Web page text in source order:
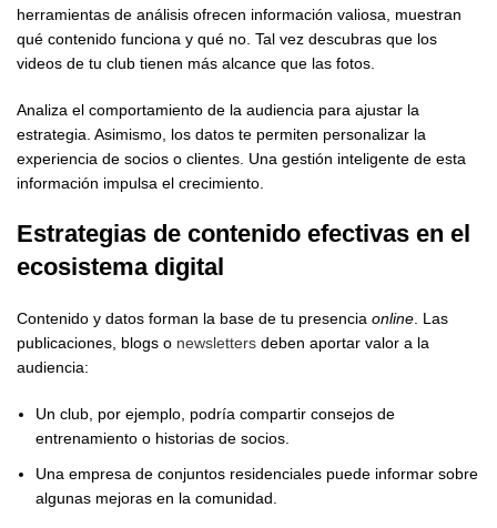
herramientas de análisis ofrecen información valiosa, muestran
qué contenido funciona y qué no. Tal vez descubras que los
videos de tu club tienen más alcance que las fotos.
Analiza el comportamiento de la audiencia para ajustar la
estrategia. Asimismo, los datos te permiten personalizar la
experiencia de socios o clientes. Una gestión inteligente de esta
información impulsa el crecimiento.
Estrategias de contenido efectivas en el
ecosistema digital
Contenido y datos forman la base de tu presencia online . Las
publicaciones, blogs o newsletters deben aportar valor a la
audiencia:
Un club, por ejemplo, podría compartir consejos de
entrenamiento o historias de socios.
Una empresa de conjuntos residenciales puede informar sobre
algunas mejoras en la comunidad.